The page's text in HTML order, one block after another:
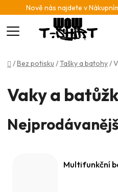
Nově nás najdete v
Domů
/Bez potisku /Tašky a batohy/
Vaky a
Multifunkční